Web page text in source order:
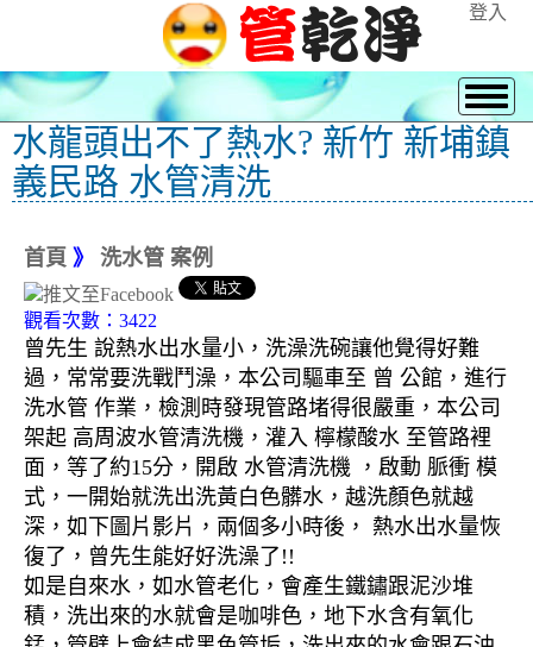
登入
水龍頭出不了熱水? 新竹 新埔鎮
義民路 水管清洗
首頁 》 洗水管 案例
觀看次數：3422
曾先生 說熱水出水量小，洗澡洗碗讓他覺得好難
過，常常要洗戰鬥澡，本公司驅車至 曾 公館，進行
洗水管 作業，檢測時發現管路堵得很嚴重，本公司
架起 高周波水管清洗機，灌入 檸檬酸水 至管路裡
面，等了約15分，開啟 水管清洗機 ，啟動 脈衝 模
式，一開始就洗出洗黃白色髒水，越洗顏色就越
深，如下圖片影片，兩個多小時後， 熱水出水量恢
復了，曾先生能好好洗澡了!!
如是自來水，如水管老化，會產生鐵鏽跟泥沙堆
積，洗出來的水就會是咖啡色，地下水含有氧化